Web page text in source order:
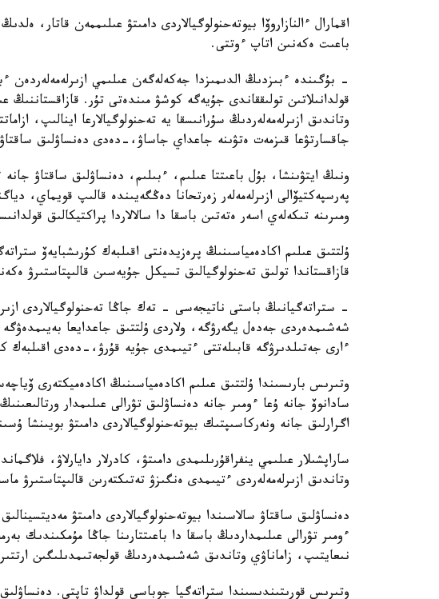
اقمارال ءالنازاروۆا بيوتەحنولوگيالاردى دامىتۋ عىلىممەن قاتار،
باعىت ەكەنىن اتاپ ءوتتى.
- بۇگىندە ءبىزدىڭ الدىمىزدا جەكەلەگەن عىلىمي ازىرلەمەلەردەن
قولدانىلاتىن تولىققاندى جۇيەگە كوشۋ مىندەتى تۇر.
وتاندىق ازىرلەمەلەردىڭ سۇرانىسقا يە تەحنولوگيالارعا اينالىپ،
جاقسارتۋعا قىزمەت ەتۋىنە جاعداي جاساۋ،-دەدى دەنساۋلىق
ونىڭ ايتۋىنشا، بۇل باعىتتا عىلىم، ءبىلىم، دەنساۋلىق ساقتاۋ
پەرسپەكتيۆالى ازىرلەمەلەر زەرتحانا دەڭگەيىندە قالىپ قويماي،
ومىرىنە تىكەلەي اسەر ەتەتىن باسقا دا سالالاردا پراكتيكالىق
ۇلتتىق عىلىم اكادەمياسىنىڭ پرەزيدەنتى اقىلبەك كۇرىشبايەۆ
قازاقستاندا تولىق تەحنولوگيالىق تسيكل جۇيەسىن قالىپتاستىرۋ
- ستراتەگيانىڭ باستى ناتيجەسى - تەك جاڭا تەحنولوگيالاردى
شەشىمدەردى جەدەل يگەرۋگە، ولاردى ۇلتتىق جاعدايعا
ءارى جەتىلدىرۋگە قابىلەتتى ءتيىمدى جۇيە قۇرۋ،-دەدى اقىلبەك
وتىرىس بارىسىندا ۇلتتىق عىلىم اكادەمياسىنىڭ اكادەميكتەرى
سادانوۆ جانە ۇعا ءومىر جانە دەنساۋلىق تۋرالى عىلىمدار
اگرارلىق جانە ونەركاسىپتىك بيوتەحنولوگيالاردى دامىتۋ بويىنشا
ساراپشىلار عىلىمي ينفراقۇرىلىمدى دامىتۋ، كادرلار دايارلاۋ،
وتاندىق ازىرلەمەلەردى ءتيىمدى ەنگىزۋ تەتىكتەرىن قالىپتاستىرۋ
دەنساۋلىق ساقتاۋ سالاسىندا بيوتەحنولوگيالاردى دامىتۋ
ءومىر تۋرالى عىلىمداردىڭ باسقا دا باعىتتارىنا جاڭا مۇمكىندىك
نىعايتىپ، زاماناۋي وتاندىق شەشىمدەردىڭ قولجەتىمدىلىگىن
وتىرىس قورىتىندىسىندا ستراتەگيا جوباسى قولداۋ تاپتى.